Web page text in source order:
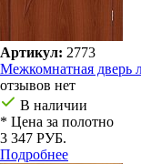
Артикул: 2773
Межкомнатная дверь
отзывов нет
В наличии
* Цена за полотно
3 347 РУБ.
Подробнее